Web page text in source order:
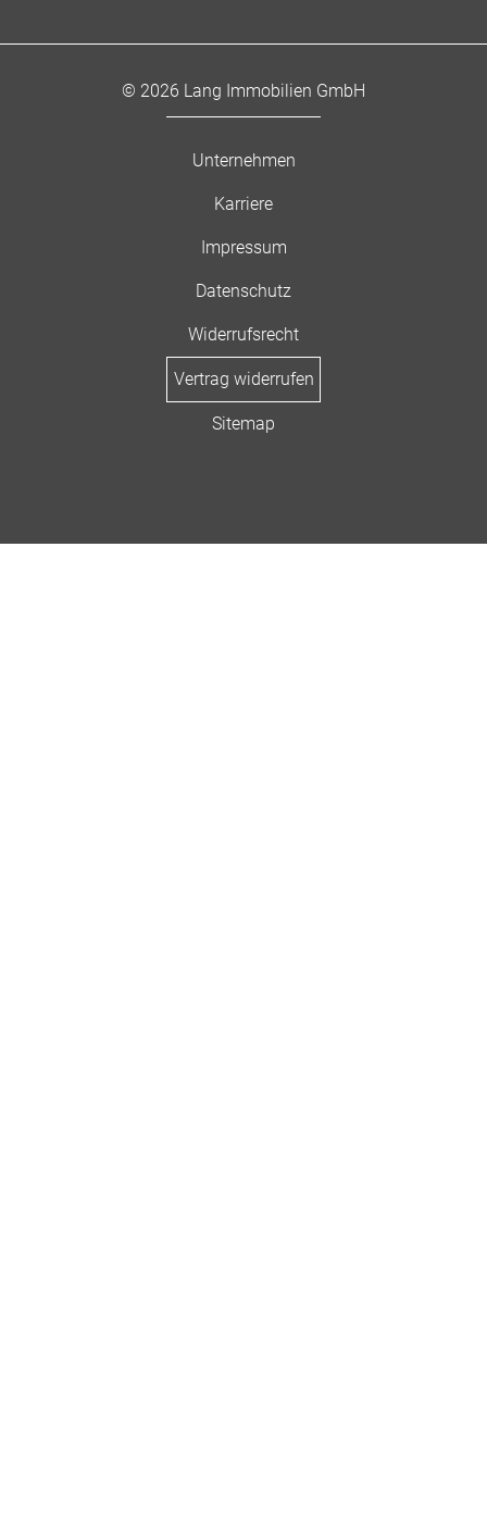
© 2026 Lang Immobilien GmbH
Unternehmen
Karriere
Impressum
Datenschutz
Widerrufsrecht
Vertrag widerrufen
Sitemap